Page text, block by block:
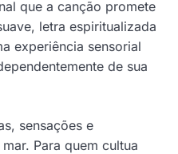
que a canção promete
letra espiritualizada
experiência sensorial
de sua
sensações e
Para quem cultua